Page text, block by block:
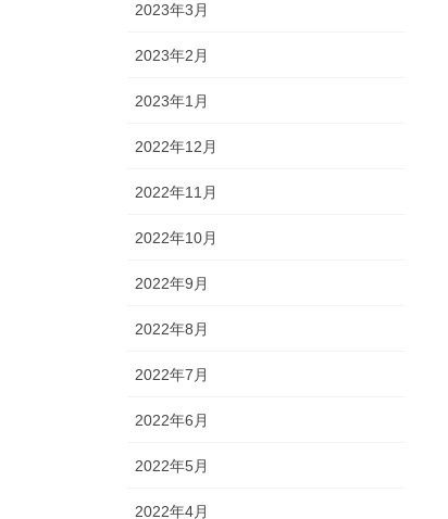
2023年3月
2023年2月
2023年1月
2022年12月
2022年11月
2022年10月
2022年9月
2022年8月
2022年7月
2022年6月
2022年5月
2022年4月